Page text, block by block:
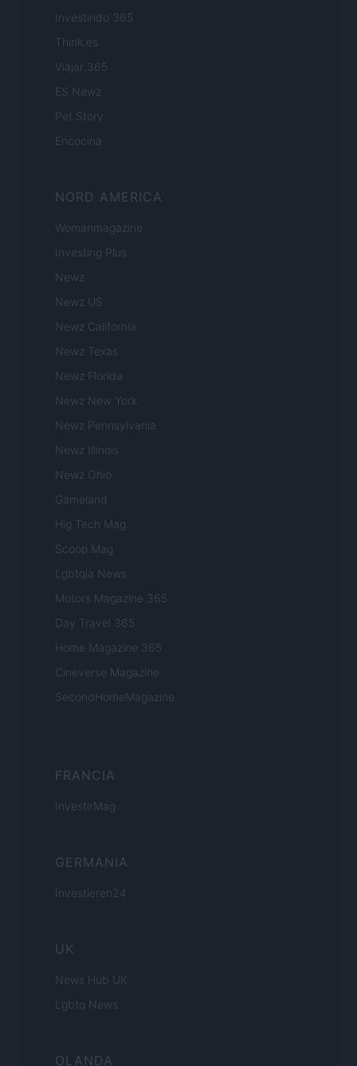
Investindo 365
Think.es
Viajar 365
ES Newz
Pet Story
Encocina
NORD AMERICA
Womanmagazine
Investing Plus
Newz
Newz US
Newz California
Newz Texas
Newz Florida
Newz New York
Newz Pennsylvania
Newz Illinois
Newz Ohio
Gameland
Hig Tech Mag
Scoop Mag
Lgbtqia News
Motors Magazine 365
Day Travel 365
Home Magazine 365
Cineverse Magazine
SecondHomeMagazine
FRANCIA
InvestirMag
GERMANIA
Investieren24
UK
News Hub UK
Lgbtq News
OLANDA